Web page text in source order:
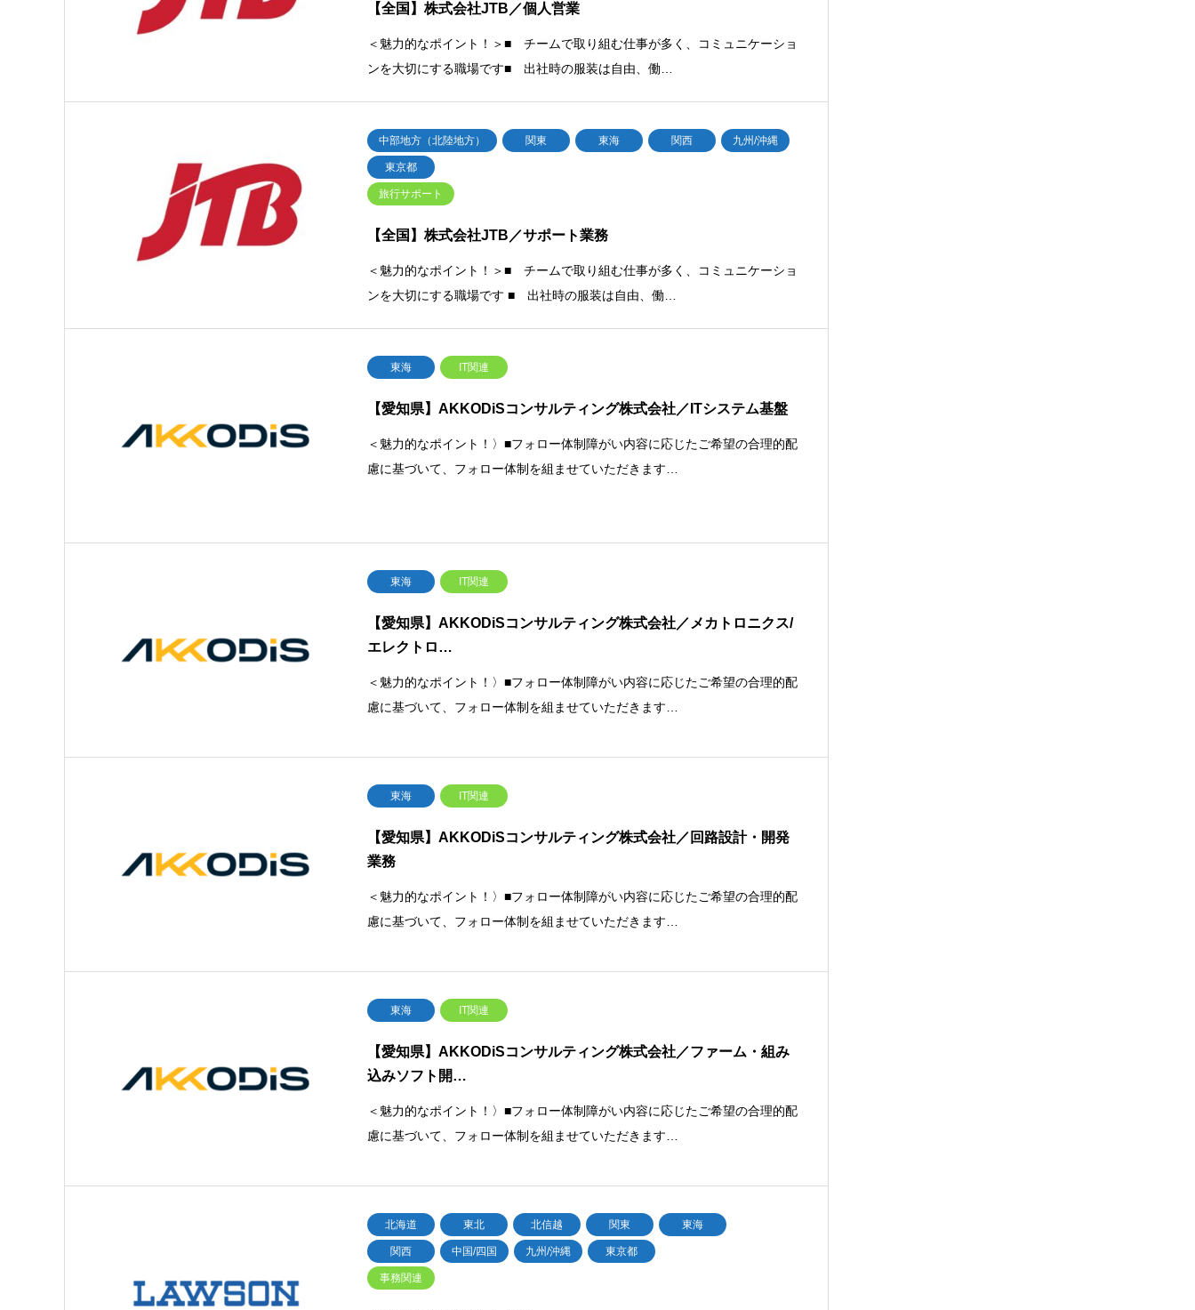
【全国】株式会社JTB／個人営業
＜魅力的なポイント！＞■ チームで取り組む仕事が多く、コミュニケーショ
ンを大切にする職場です■ 出社時の服装は自由、働…
中部地方（北陸地方） 関東 東海 関西 九州/沖縄
東京都
旅行サポート
【全国】株式会社JTB／サポート業務
＜魅力的なポイント！＞■ チームで取り組む仕事が多く、コミュニケーショ
ンを大切にする職場です ■ 出社時の服装は自由、働…
東海 IT関連
【愛知県】AKKODiSコンサルティング株式会社／ITシステム基盤
＜魅力的なポイント！〉■フォロー体制障がい内容に応じたご希望の合理的配
慮に基づいて、フォロー体制を組ませていただきます…
東海 IT関連
【愛知県】AKKODiSコンサルティング株式会社／メカトロニクス/
エレクトロ…
＜魅力的なポイント！〉■フォロー体制障がい内容に応じたご希望の合理的配
慮に基づいて、フォロー体制を組ませていただきます…
東海 IT関連
【愛知県】AKKODiSコンサルティング株式会社／回路設計・開発
業務
＜魅力的なポイント！〉■フォロー体制障がい内容に応じたご希望の合理的配
慮に基づいて、フォロー体制を組ませていただきます…
東海 IT関連
【愛知県】AKKODiSコンサルティング株式会社／ファーム・組み
込みソフト開…
＜魅力的なポイント！〉■フォロー体制障がい内容に応じたご希望の合理的配
慮に基づいて、フォロー体制を組ませていただきます…
北海道 東北 北信越 関東 東海
関西 中国/四国 九州/沖縄 東京都
事務関連